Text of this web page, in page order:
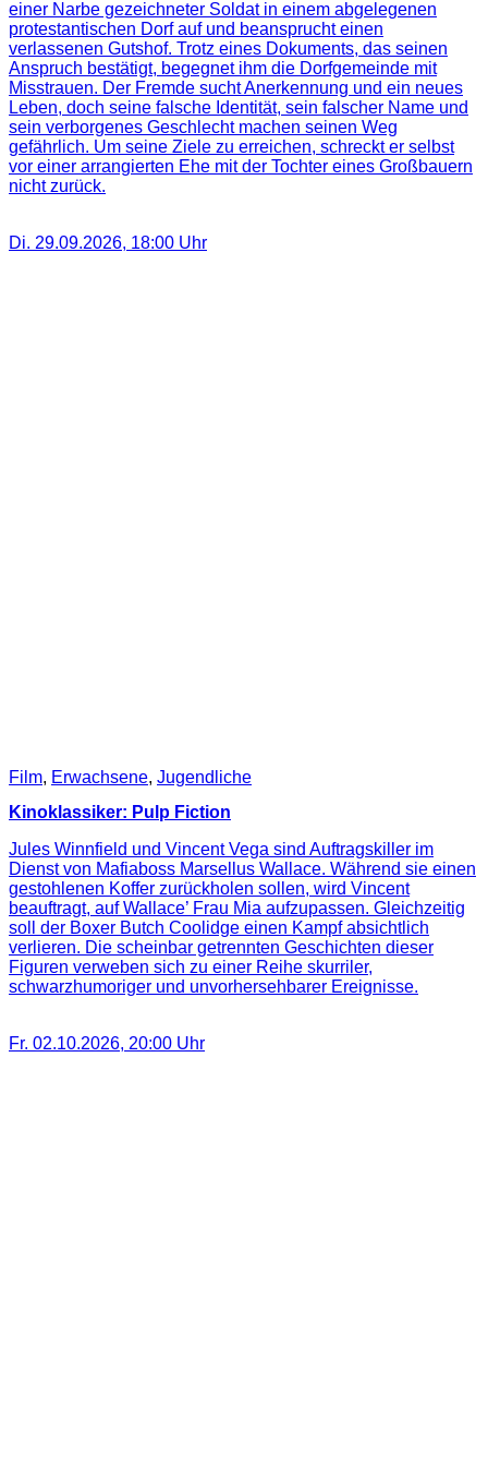
einer Narbe gezeichneter Soldat in einem abgelegenen
protestantischen Dorf auf und beansprucht einen
verlassenen Gutshof. Trotz eines Dokuments, das seinen
Anspruch bestätigt, begegnet ihm die Dorfgemeinde mit
Misstrauen. Der Fremde sucht Anerkennung und ein neues
Leben, doch seine falsche Identität, sein falscher Name und
sein verborgenes Geschlecht machen seinen Weg
gefährlich. Um seine Ziele zu erreichen, schreckt er selbst
vor einer arrangierten Ehe mit der Tochter eines Großbauern
nicht zurück.
Di. 29.09.2026, 18:00 Uhr
Film, Erwachsene, Jugendliche
Kinoklassiker: Pulp Fiction
Jules Winnfield und Vincent Vega sind Auftragskiller im
Dienst von Mafiaboss Marsellus Wallace. Während sie einen
gestohlenen Koffer zurückholen sollen, wird Vincent
beauftragt, auf Wallace’ Frau Mia aufzupassen. Gleichzeitig
soll der Boxer Butch Coolidge einen Kampf absichtlich
verlieren. Die scheinbar getrennten Geschichten dieser
Figuren verweben sich zu einer Reihe skurriler,
schwarzhumoriger und unvorhersehbarer Ereignisse.
Fr. 02.10.2026, 20:00 Uhr